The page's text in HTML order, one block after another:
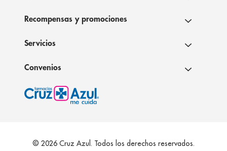
Recompensas y promociones
Servicios
Convenios
© 2026 Cruz Azul. Todos los derechos reservados.